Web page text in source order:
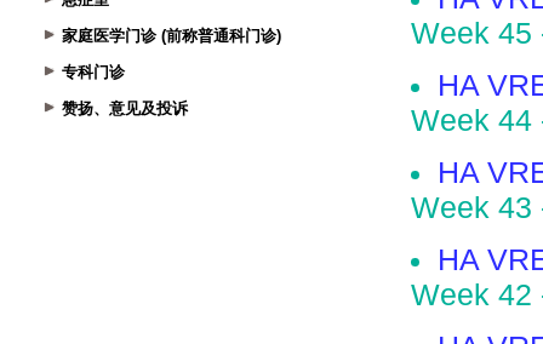
家庭医学门诊 (前称普通科门诊)
专科门诊
赞扬、意见及投诉